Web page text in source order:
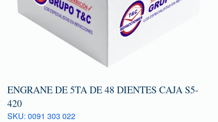
ENGRANE DE 5TA DE 48 DIENTES CAJA S5-
420
SKU: 0091 303 022